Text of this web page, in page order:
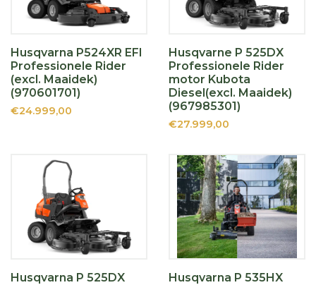
Husqvarna P524XR EFI
Professionele Rider
(excl. Maaidek)
(970601701)
€24.999,00
Husqvarne P 525DX
Professionele Rider
motor Kubota
Diesel(excl. Maaidek)
(967985301)
€27.999,00
Husqvarna P 525DX
Husqvarna P 535HX